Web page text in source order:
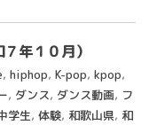
年１０月）
, hiphop, K-pop, kpop,
, ダンス, ダンス動画, フ
学生, 体験, 和歌山県, 和